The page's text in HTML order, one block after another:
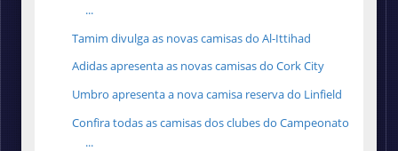
...
Tamim divulga as novas camisas do Al-Ittihad
Adidas apresenta as novas camisas do Cork City
Umbro apresenta a nova camisa reserva do Linfield
Confira todas as camisas dos clubes do Campeonato
...